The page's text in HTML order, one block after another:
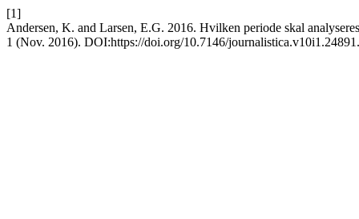
[1]
Andersen, K. and Larsen, E.G. 2016. Hvilken periode skal
1 (Nov. 2016). DOI:https://doi.org/10.7146/journalistica.v10i1.24891.